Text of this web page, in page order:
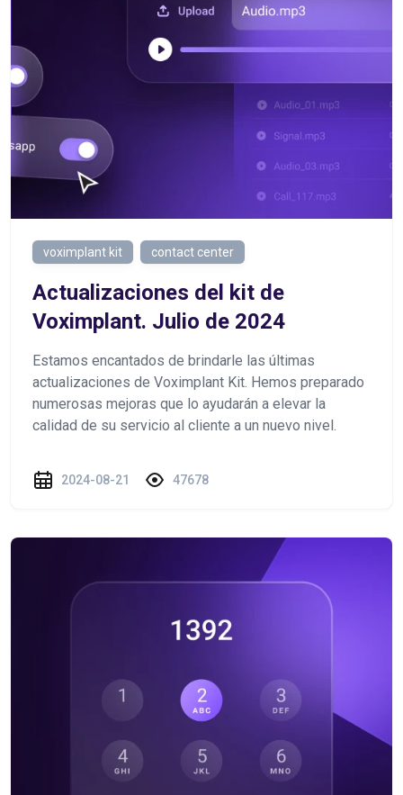
voximplant kit contact center
Actualizaciones del kit de
Voximplant. Julio de 2024
Estamos encantados de brindarle las últimas
actualizaciones de Voximplant Kit. Hemos preparado
numerosas mejoras que lo ayudarán a elevar la
calidad de su servicio al cliente a un nuevo nivel.
2024-08-21 47678